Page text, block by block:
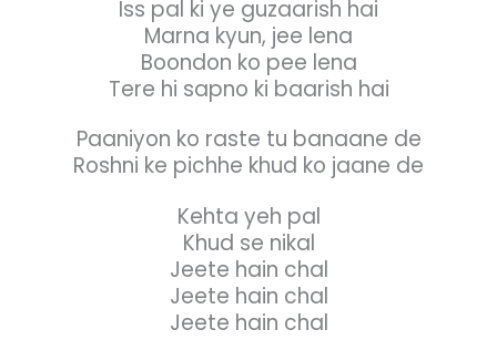
Iss pal ki ye guzaarish hai
Marna kyun, jee lena
Boondon ko pee lena
Tere hi sapno ki baarish hai
Paaniyon ko raste tu banaane de
Roshni ke pichhe khud ko jaane de
Kehta yeh pal
Khud se nikal
Jeete hain chal
Jeete hain chal
Jeete hain chal